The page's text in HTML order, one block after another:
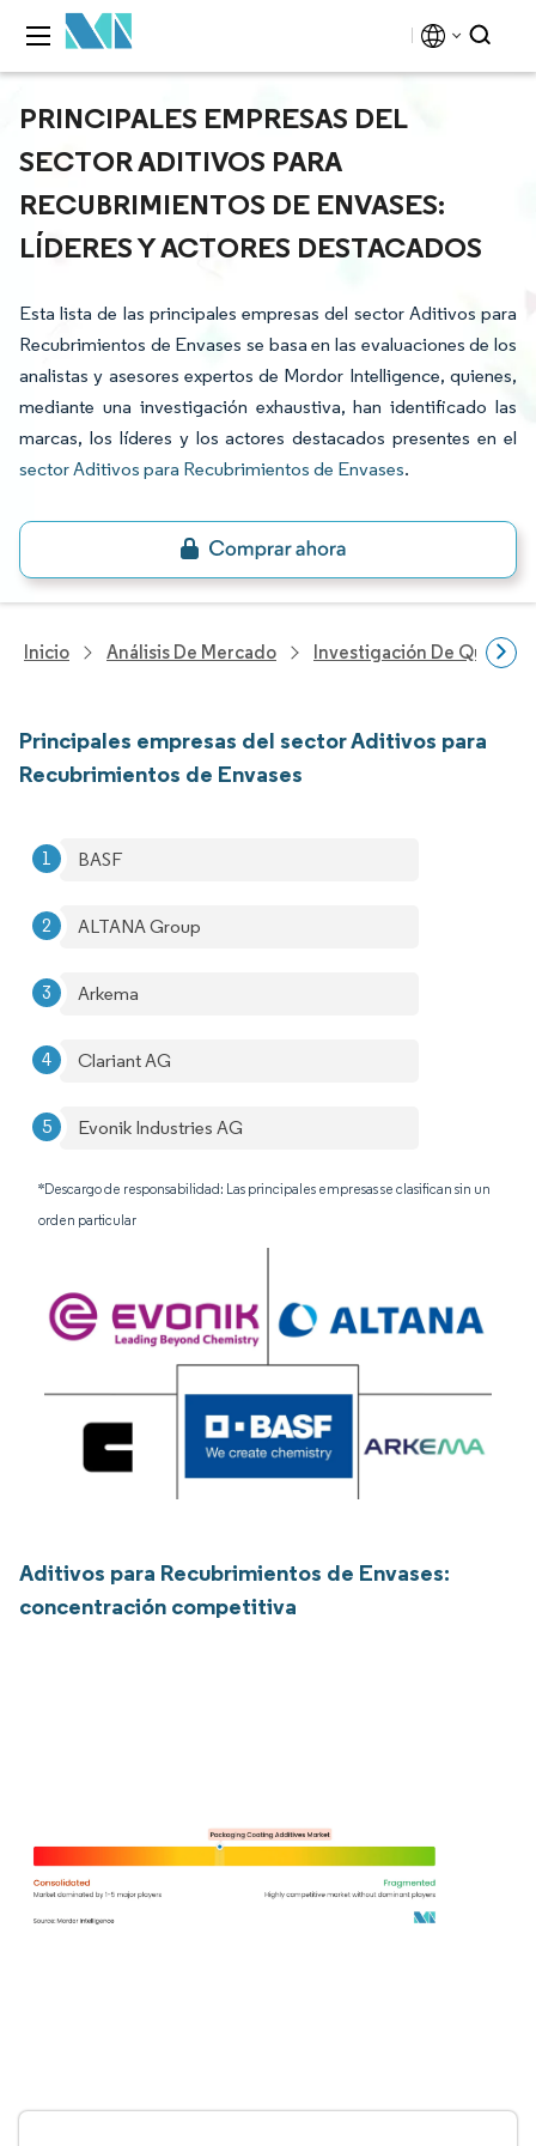
PRINCIPALES EMPRESAS DEL
SECTOR ADITIVOS PARA
RECUBRIMIENTOS DE ENVASES:
LÍDERES Y ACTORES DESTACADOS
Esta lista de las principales empresas del sector Aditivos para
Recubrimientos de Envases se basa en las evaluaciones de los
analistas y asesores expertos de Mordor Intelligence, quienes,
mediante una investigación exhaustiva, han identificado las
marcas, los líderes y los actores destacados presentes en el
sector Aditivos para Recubrimientos de Envases.
Inicio Análisis De Mercado Investigación De
Principales empresas del sector Aditivos para
Recubrimientos de Envases
BASF
ALTANA Group
Arkema
Clariant AG
Evonik Industries AG
*Descargo de responsabilidad: Las principales empresas se clasifican sin un
orden particular
Aditivos para Recubrimientos de Envases:
concentración competitiva